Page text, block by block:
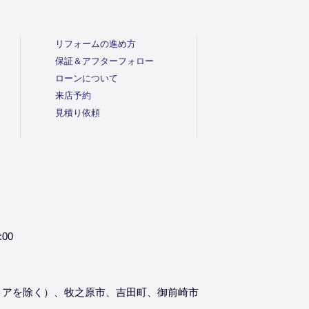
リフォームの進め方
保証＆アフターフォロー
ローンについて
来店予約
見積り依頼
を除く）、牧之原市、吉田町、御前崎市